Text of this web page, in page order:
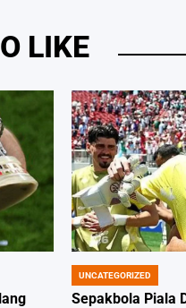
LIKE
POSTED
IN
UNCATEGORIZED
Sepakbola Piala